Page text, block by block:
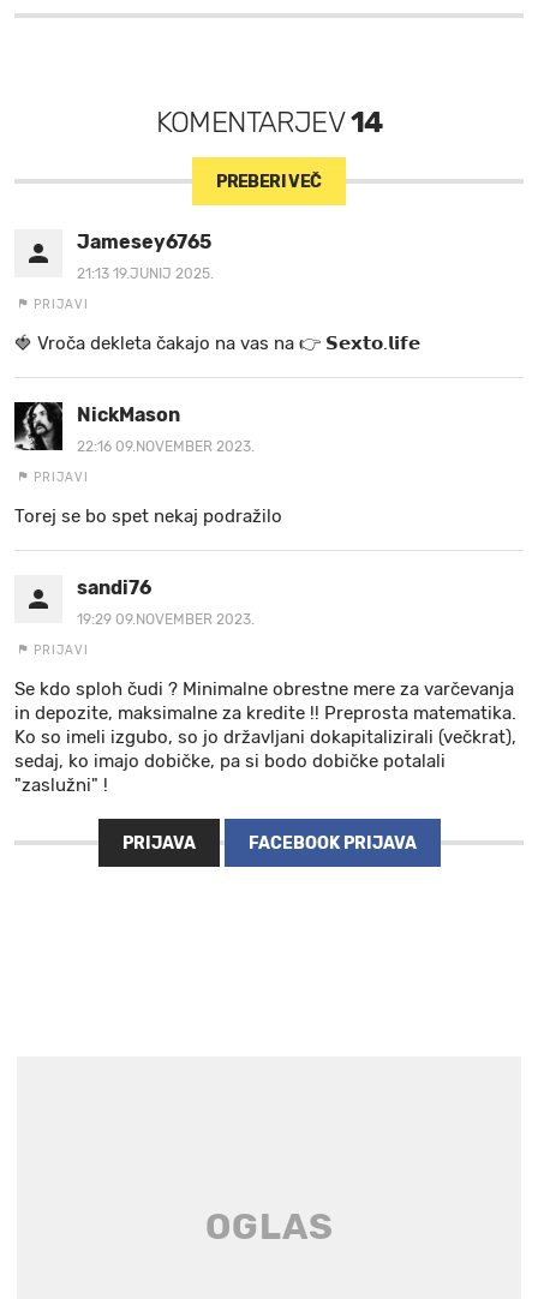
KOMENTARJEV14
PREBERI VEČ
Jamesey6765
21:13 19.JUNIJ 2025.
PRIJAVI
🍓 V r o č a d e k l e t a ča k a jo na va s n a 👉 𝗦𝗲𝘅𝘁𝗼.𝗹𝗶𝗳𝗲
NickMason
22:16 09.NOVEMBER 2023.
PRIJAVI
Torej se bo spet nekaj podražilo
sandi76
19:29 09.NOVEMBER 2023.
PRIJAVI
Se kdo sploh čudi ? Minimalne obrestne mere za varčevanja
in depozite, maksimalne za kredite !! Preprosta matematika.
Ko so imeli izgubo, so jo državljani dokapitalizirali (večkrat),
sedaj, ko imajo dobičke, pa si bodo dobičke potalali
"zaslužni" !
PRIJAVA FACEBOOK PRIJAVA